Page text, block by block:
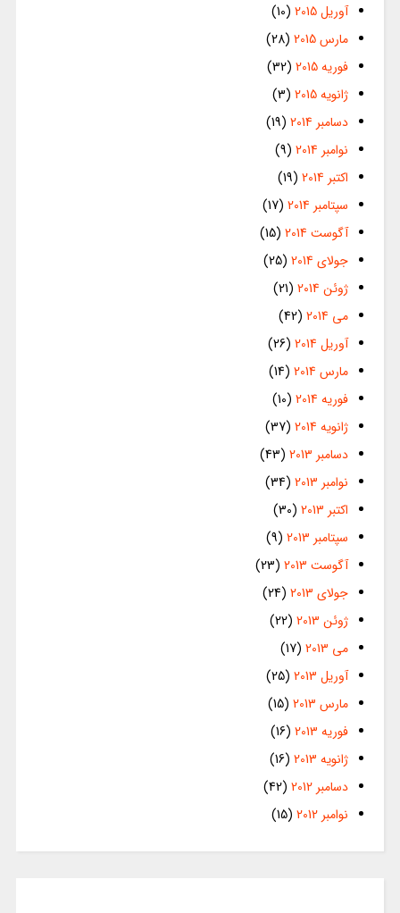
آوریل 2015
(10)
مارس 2015
(28)
فوریه 2015
(32)
ژانویه 2015
(3)
دسامبر 2014
(19)
نوامبر 2014
(9)
اکتبر 2014
(19)
سپتامبر 2014
(17)
آگوست 2014
(15)
جولای 2014
(25)
ژوئن 2014
(21)
می 2014
(42)
آوریل 2014
(26)
مارس 2014
(14)
فوریه 2014
(10)
ژانویه 2014
(37)
دسامبر 2013
(43)
نوامبر 2013
(34)
اکتبر 2013
(30)
سپتامبر 2013
(9)
آگوست 2013
(23)
جولای 2013
(24)
ژوئن 2013
(22)
می 2013
(17)
آوریل 2013
(25)
مارس 2013
(15)
فوریه 2013
(16)
ژانویه 2013
(16)
دسامبر 2012
(42)
نوامبر 2012
(15)